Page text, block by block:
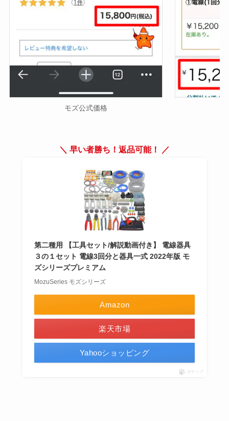
モズ公式価格
＼ 早い者勝ち！返品可能！ ／
第二種用 【工具セット/解説動画付き】 電線器具
３の１セット 電線3回分と器具一式 2022年版 モ
ズシリーズプレミアム
MozuSeries モズシリーズ
Amazon
楽天市場
Yahooショッピング
ポチップ